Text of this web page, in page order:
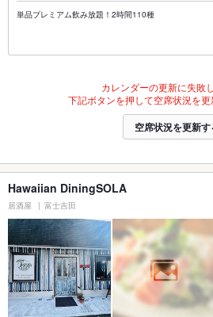
単品プレミアム飲み放題！2時間110種
カレンダーの更新に失敗
下記ボタンを押して空席状況を更
空席状況を更新す
Hawaiian DiningSOLA
居酒屋 富士吉田